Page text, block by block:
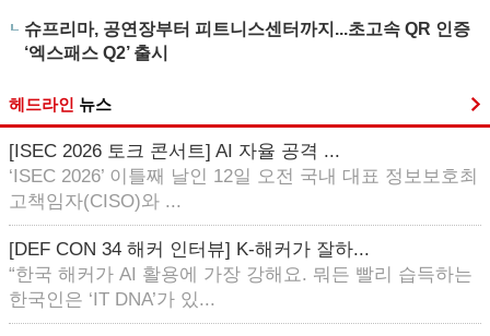
슈프리마, 공연장부터 피트니스센터까지...초고속 QR 인증
‘엑스패스 Q2’ 출시
헤드라인 뉴스
[ISEC 2026 토크 콘서트] AI 자율 공격 ...
‘ISEC 2026’ 이틀째 날인 12일 오전 국내 대표 정보보호최
고책임자(CISO)와 ...
[DEF CON 34 해커 인터뷰] K-해커가 잘하...
“한국 해커가 AI 활용에 가장 강해요. 뭐든 빨리 습득하는
한국인은 ‘IT DNA’가 있...